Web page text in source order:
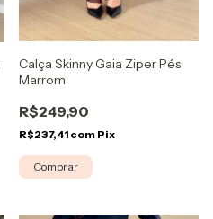
Calça Skinny Gaia Ziper Pés
Marrom
R$249,90
R$237,41 com Pix
Comprar